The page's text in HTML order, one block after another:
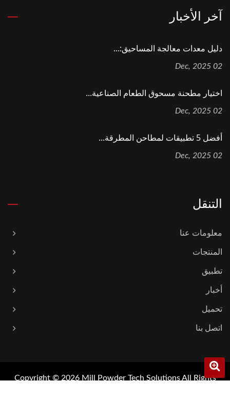
آخر الأخبار
دليل معدات معالجة المساحيق:...
02 Dec, 2025
اختيار مطحنة مسحوق الطعام الصناعية...
02 Dec, 2025
أفضل 5 تطبيقات لمطاحن المطرقة...
02 Dec, 2025
التنقل
معلومات عنا
المنتجات
تطبيق
أخبار
تحميل
اتصل بنا
Copyright © 2026 Mill Powder Tech SolutionsAll Rights